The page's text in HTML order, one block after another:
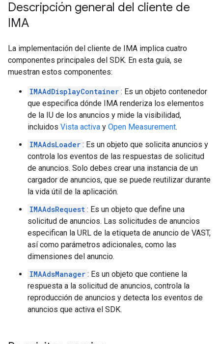
Descripción general del cliente de
IMA
La implementación del cliente de IMA implica cuatro
componentes principales del SDK. En esta guía, se
muestran estos componentes:
IMAAdDisplayContainer : Es un objeto contenedor
que especifica dónde IMA renderiza los elementos
de la IU de los anuncios y mide la visibilidad,
incluidos Vista activa y Open Measurement.
IMAAdsLoader : Es un objeto que solicita anuncios y
controla los eventos de las respuestas de solicitud
de anuncios. Solo debes crear una instancia de un
cargador de anuncios, que se puede reutilizar durante
la vida útil de la aplicación.
IMAAdsRequest : Es un objeto que define una
solicitud de anuncios. Las solicitudes de anuncios
especifican la URL de la etiqueta de anuncio de VAST,
así como parámetros adicionales, como las
dimensiones del anuncio.
IMAAdsManager : Es un objeto que contiene la
respuesta a la solicitud de anuncios, controla la
reproducción de anuncios y detecta los eventos de
anuncios que activa el SDK.